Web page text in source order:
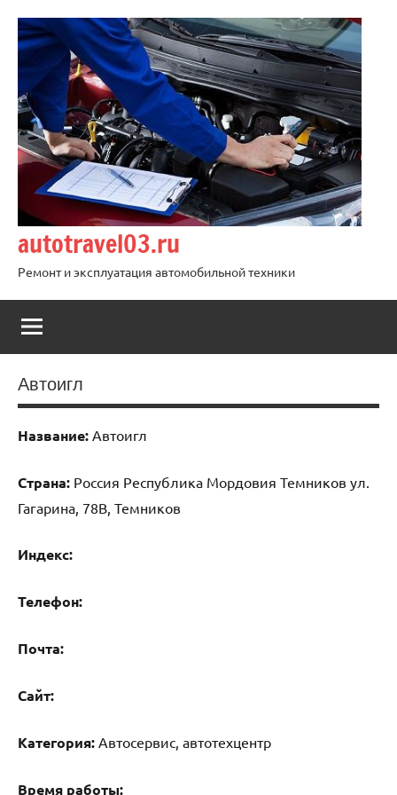
содержимому
autotravel03.ru
Ремонт и эксплуатация автомобильной техники
Автоигл
Название: Автоигл
Страна: Россия Республика Мордовия Темников ул.
Гагарина, 78В, Темников
Индекс:
Телефон:
Почта:
Cайт:
Категория: Автосервис, автотехцентр
Время работы: